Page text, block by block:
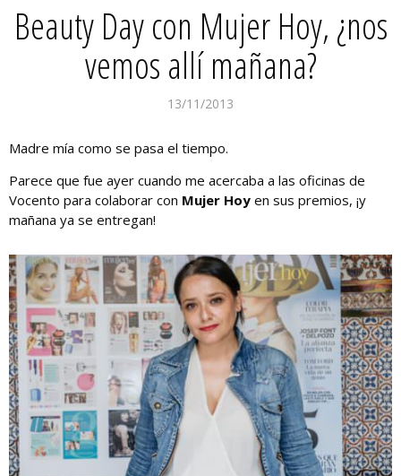
Beauty Day con Mujer Hoy, ¿nos
vemos allí mañana?
13/11/2013
Madre mía como se pasa el tiempo.
Parece que fue ayer cuando me acercaba a las oficinas de
Vocento para colaborar con Mujer Hoy en sus premios, ¡y
mañana ya se entregan!